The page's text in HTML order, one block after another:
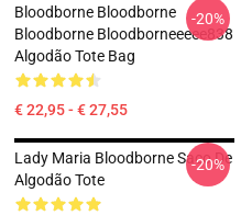
Bloodborne Bloodborne
Bloodborne Bloodborneeeee838
Algodão Tote Bag
€ 22,95 - € 27,55
-20%
Lady Maria Bloodborne Saco De
Algodão Tote
-20%